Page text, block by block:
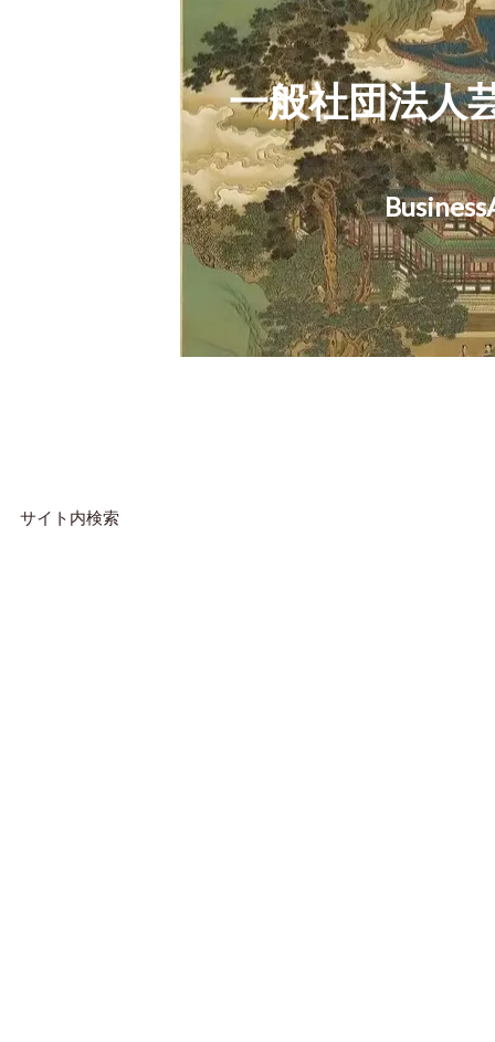
お一般社団法人
サイト内検索